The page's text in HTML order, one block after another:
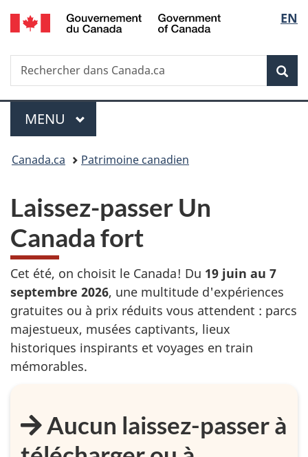
Passer
au
principal
Passer
à
Au
du
Passer
à
version
simplifiée
de
la
EN
Recherche
Rechercher
dans
Menu
MENU PRINCIPAL
Vous
ici :
Canada.ca Patrimoine canadien
Laissez-passer Un
Canada fort
Cet été, on choisit le Canada! Du 19 juin au 7
septembre 2026, une multitude d'expériences
gratuites ou à prix réduits vous attendent : parcs
majestueux, musées captivants, lieux
historiques inspirants et voyages en train
mémorables.
Aucun laissez-passer à